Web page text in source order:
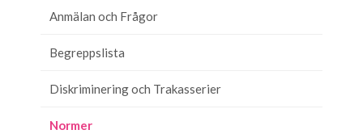
Anmälan och Frågor
Begreppslista
Diskriminering och Trakasserier
Normer